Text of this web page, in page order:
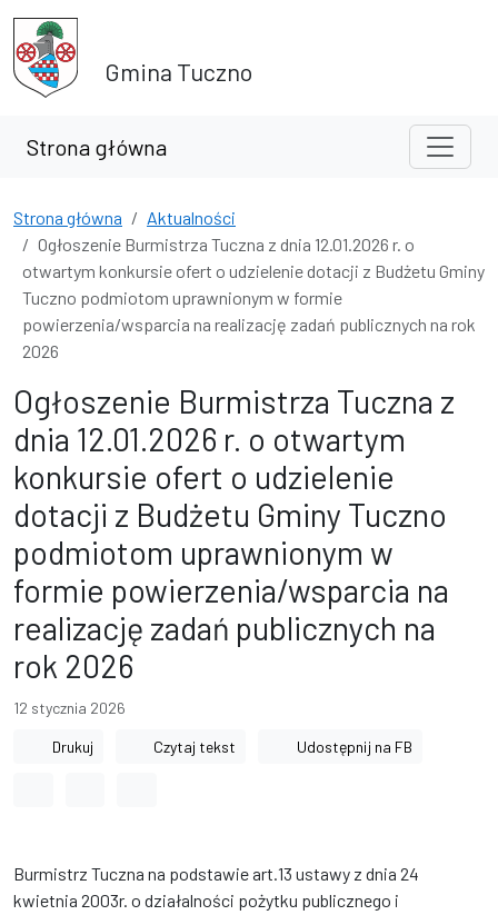
Przejdź do treści
Przejdź do wyszukiwarki
Gmina Tuczno
Strona główna
Strona główna
Aktualności
Ogłoszenie Burmistrza Tuczna z dnia 12.01.2026 r. o
otwartym konkursie ofert o udzielenie dotacji z Budżetu Gminy
Tuczno podmiotom uprawnionym w formie
powierzenia/wsparcia na realizację zadań publicznych na rok
2026
Ogłoszenie Burmistrza Tuczna z
dnia 12.01.2026 r. o otwartym
konkursie ofert o udzielenie
dotacji z Budżetu Gminy Tuczno
podmiotom uprawnionym w
formie powierzenia/wsparcia na
realizację zadań publicznych na
rok 2026
12 stycznia 2026
Drukuj Czytaj tekst Udostępnij na FB
Burmistrz Tuczna na podstawie art.13 ustawy z dnia 24
kwietnia 2003r. o działalności pożytku publicznego i